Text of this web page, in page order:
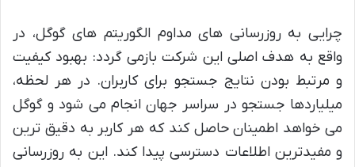
چرایی به روزرسانی های مداوم الگوریتم های گوگل، در
واقع به هدف اصلی این شرکت بازمی گردد: بهبود کیفیت
و مرتبط بودن نتایج جستجو برای کاربران. در هر لحظه،
میلیاردها جستجو در سراسر جهان انجام می شود و گوگل
می خواهد اطمینان حاصل کند که هر کاربر به دقیق ترین
و مفیدترین اطلاعات دسترسی پیدا کند. این به روزرسانی